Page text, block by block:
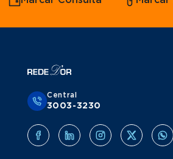
Central
3003-3230